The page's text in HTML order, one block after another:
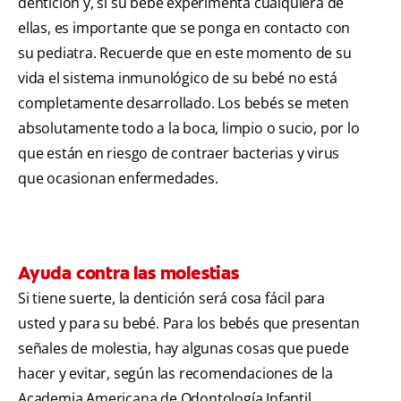
ellas, es importante que se ponga en contacto con
su pediatra. Recuerde que en este momento de su
vida el sistema inmunológico de su bebé no está
completamente desarrollado. Los bebés se meten
absolutamente todo a la boca, limpio o sucio, por lo
que están en riesgo de contraer bacterias y virus
que ocasionan enfermedades.
Ayuda contra las molestias
Si tiene suerte, la dentición será cosa fácil para
usted y para su bebé. Para los bebés que presentan
señales de molestia, hay algunas cosas que puede
hacer y evitar, según las recomendaciones de la